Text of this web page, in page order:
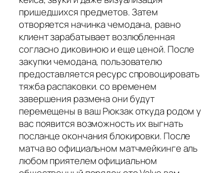
пришедшихся предметов. Затем
отворяется начинка чемодана, равно
клиент зарабатывает возлюбленная
согласно диковиною и еще ценой. После
закупки чемодана, пользователю
предоставляется ресурс спровоцировать
тяжба распаковки. со временем
завершения размена они будут
перемещены в ваш Рюкзак откуда родом у
вас появится возможность их выгнать
посланце окончания блокировки. После
матча во официальном матчмейкинге аль
любом приятелем официальном